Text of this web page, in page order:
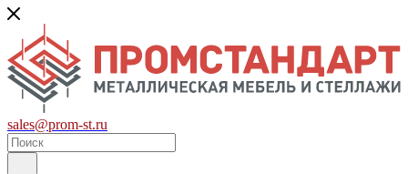
sales@prom-st.ru